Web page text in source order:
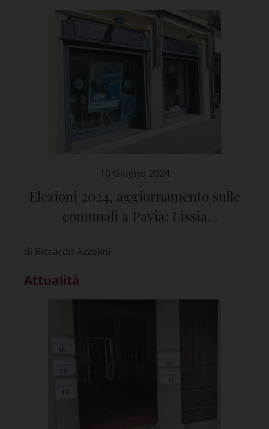
10 Giugno 2024
Elezioni 2024, aggiornamento sulle
comunali a Pavia: Lissia
(centrodestra) 46,94 %
di Riccardo Azzolini
Attualità